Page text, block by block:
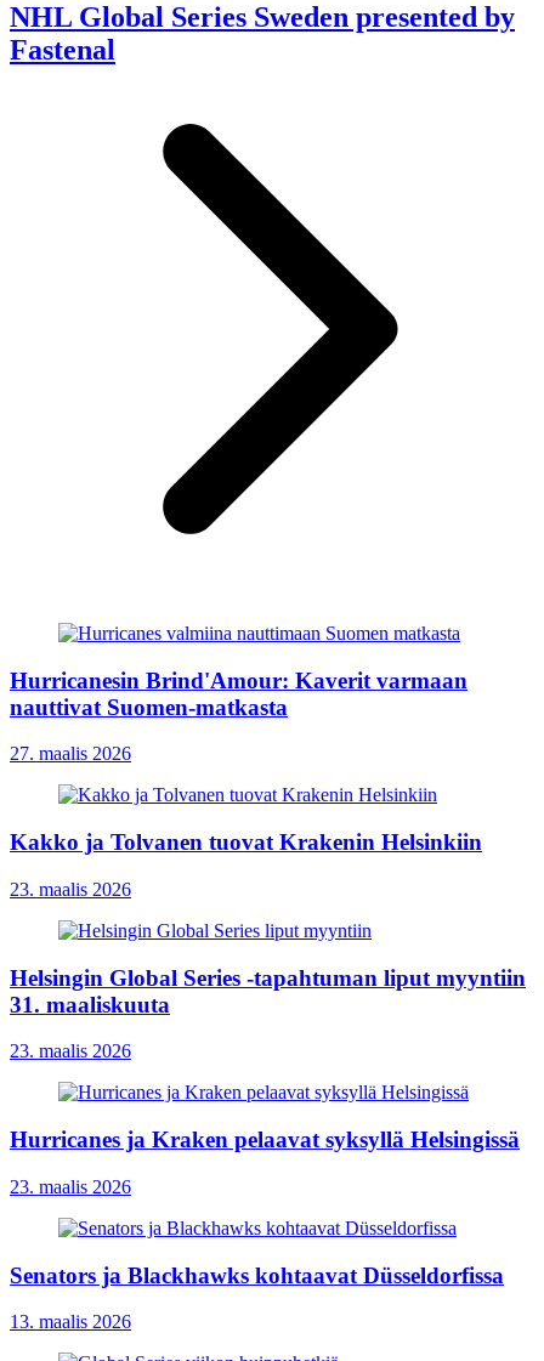
NHL Global Series Sweden presented by
Fastenal
Hurricanesin Brind'Amour: Kaverit varmaan
nauttivat Suomen-matkasta
27. maalis 2026
Kakko ja Tolvanen tuovat Krakenin Helsinkiin
23. maalis 2026
Helsingin Global Series -tapahtuman liput myyntiin
31. maaliskuuta
23. maalis 2026
Hurricanes ja Kraken pelaavat syksyllä Helsingissä
23. maalis 2026
Senators ja Blackhawks kohtaavat Düsseldorfissa
13. maalis 2026